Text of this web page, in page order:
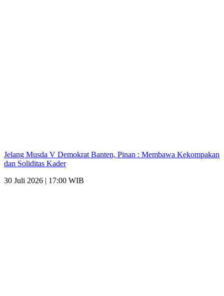
Jelang Musda V Demokrat Banten, Pinan : Membawa Kekompakan
dan Soliditas Kader
30 Juli 2026 | 17:00 WIB